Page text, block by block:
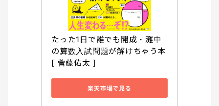
たった1日で誰でも開成・灘中
の算数入試問題が解けちゃう本
[ 菅藤佑太 ]
楽天市場で見る